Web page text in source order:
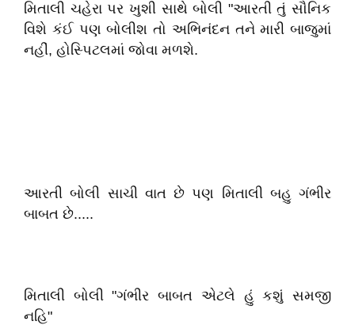
મિતાલી ચહેરા પર ખુશી સાથે બોલી "આરતી તું સૌનિક
વિશે કંઈ પણ બોલીશ તો અભિનંદન તને મારી બાજુમાં
નહીં, હોસ્પિટલમાં જોવા મળશે.
આરતી બોલી સાચી વાત છે પણ મિતાલી બહુ ગંભીર
બાબત છે.....
મિતાલી બોલી "ગંભીર બાબત એટલે હું કશું સમજી
નહિ"